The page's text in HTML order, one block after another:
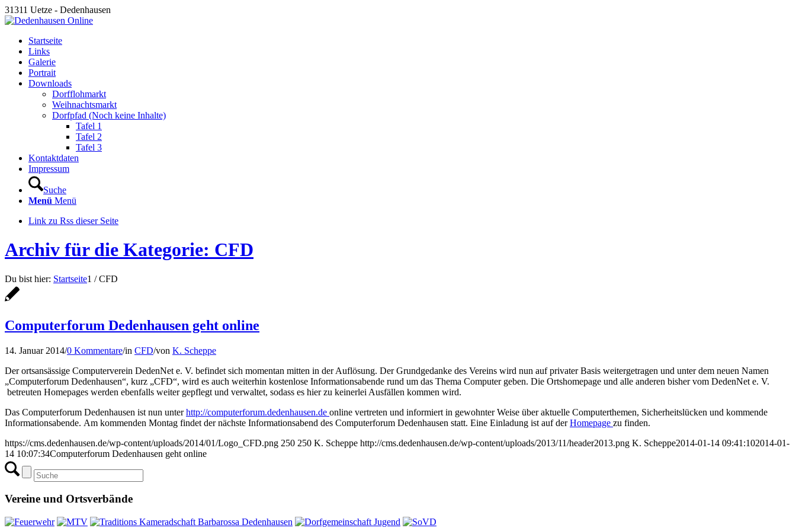
31311 Uetze - Dedenhausen
Startseite
Links
Galerie
Portrait
Downloads
Dorfflohmarkt
Weihnachtsmarkt
Dorfpfad (Noch keine Inhalte)
Tafel 1
Tafel 2
Tafel 3
Kontaktdaten
Impressum
Suche
Menü Menü
Link zu Rss dieser Seite
Archiv für die Kategorie: CFD
Du bist hier: Startseite1 / CFD
Computerforum Dedenhausen geht online
14. Januar 2014/0 Kommentare/in CFD/von K. Scheppe
Der ortsansässige Computerverein DedenNet e. V. befindet sich momentan mitten in der Auflösung. Der Grundgedanke des Vereins wird nun auf privater Basis weitergetragen und unter dem neuen Namen
„Computerforum Dedenhausen“, kurz „CFD“, wird es auch weiterhin kostenlose Informationsabende rund um das Thema Computer geben. Die Ortshomepage und alle anderen bisher vom DedenNet e. V.
betreuten Homepages werden ebenfalls weiter gepflegt und verwaltet, sodass es hier zu keinerlei Ausfällen kommen wird.
Das Computerforum Dedenhausen ist nun unterhttp://computerforum.dedenhausen.de online vertreten und informiert in gewohnter Weise über aktuelle Computerthemen, Sicherheitslücken und kommende
Informationsabende. Am kommenden Montag findet der nächste Informationsabend des Computerforum Dedenhausen statt. Eine Einladung ist auf derHomepage zu finden.
https://cms.dedenhausen.de/wp-content/uploads/2014/01/Logo_CFD.png 250 250 K. Scheppe http://cms.dedenhausen.de/wp-content/uploads/2013/11/header2013.png K. Scheppe2014-01-14 09:41:102014-01-
14 10:07:34Computerforum Dedenhausen geht online
Vereine und Ortsverbände